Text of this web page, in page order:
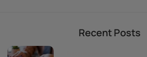
Recent Posts